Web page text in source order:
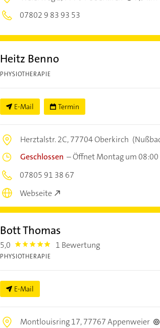
07802 9 83 93 53
Heitz Benno
PHYSIOTHERAPIE
E-Mail Termin
Herztalstr. 2C,77704 Oberkirch
Geschlossen –Öffnet Montag um 08:00
07805 91 38 67
Webseite
Bott Thomas
5,0 5.0 1 Bewertung
PHYSIOTHERAPIE
E-Mail
Montlouisring 17,77767 Appenweier